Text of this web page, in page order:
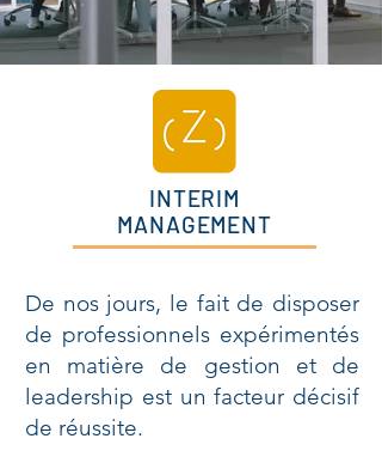
INTERIM
MANAGEMENT
De nos jours, le fait de disposer
de professionnels expérimentés
en matière de gestion et de
leadership est un facteur décisif
de réussite.